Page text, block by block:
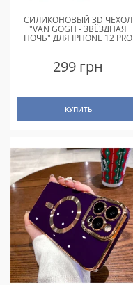
СИЛИКОНОВЫЙ 3D ЧЕХОЛ
"VAN GOGH - ЗВЁЗДНАЯ
НОЧЬ" ДЛЯ IPHONE 12 PRO
299 грн
КУПИТЬ